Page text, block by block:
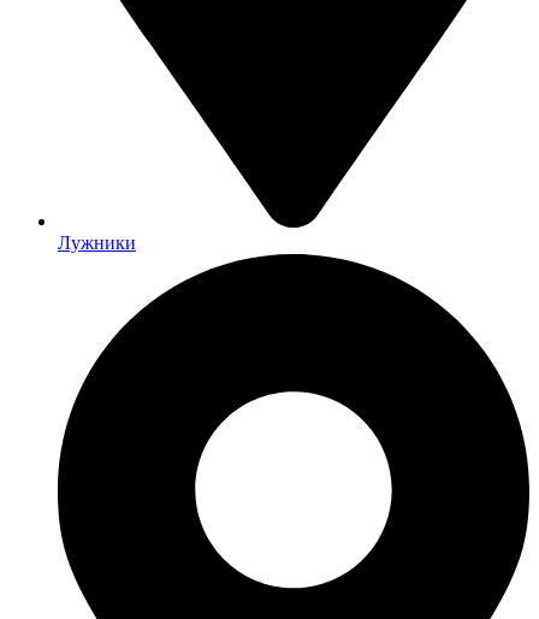
Лужники